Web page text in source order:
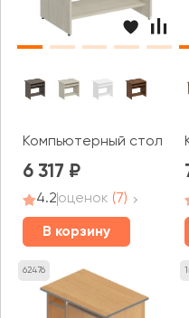
Компьютерный стол
6 317
4.2оценок (7)
В корзину
62476